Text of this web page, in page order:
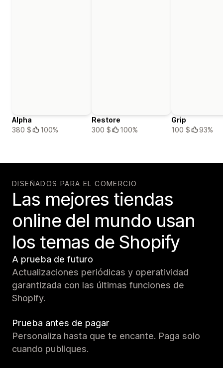
Alpha
380 $
100%
Restore
300 $
100%
Grip
100 $
93%
DISEÑADOS PARA EL COMERCIO
Las mejores tiendas
online del mundo usan
los temas de Shopify
A prueba de futuro
Actualizaciones periódicas y operatividad
garantizada con las últimas funciones de
Shopify.
Prueba antes de pagar
Personaliza hasta que te encante. Paga solo
cuando publiques.